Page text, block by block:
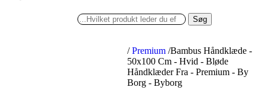
Søg
/ Premium /Bambus Håndklæde -
50x100 Cm - Hvid - Bløde
Håndklæder Fra - Premium - By
Borg - Byborg